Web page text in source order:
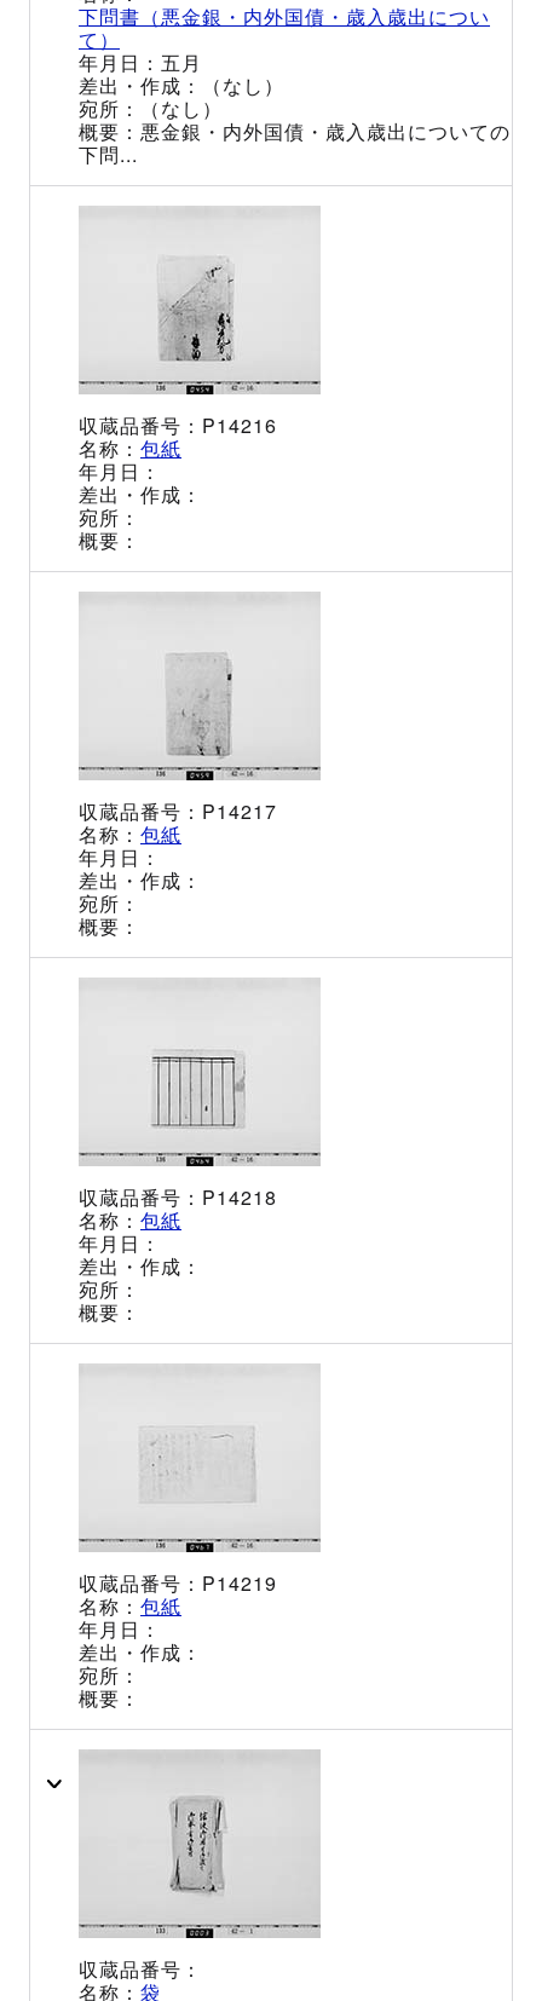
下問書（悪金銀・内外国債・歳入歳出につい
て）
五月
（なし）
（なし）
悪金銀・内外国債・歳入歳出についての
下問...
P14216
包紙
P14217
包紙
P14218
包紙
P14219
包紙
袋